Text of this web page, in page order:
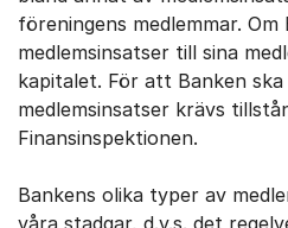
föreningens medlemmar.
medlemsinsatser till sina
kapitalet. För att Banken
medlemsinsatser krävs
Finansinspektionen.
Bankens olika typer av
våra stadgar, d.v.s. det